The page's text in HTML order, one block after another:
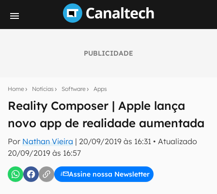
PUBLICIDADE
Home Notícias Software Apps
Reality Composer | Apple lança
novo app de realidade aumentada
Por Nathan Vieira | 20/09/2019 às 16:31 • Atualizado
20/09/2019 às 16:57
Assine nossa Newsletter
notícias e reviews sobre tecnologia em primeira
mão.
E-mail